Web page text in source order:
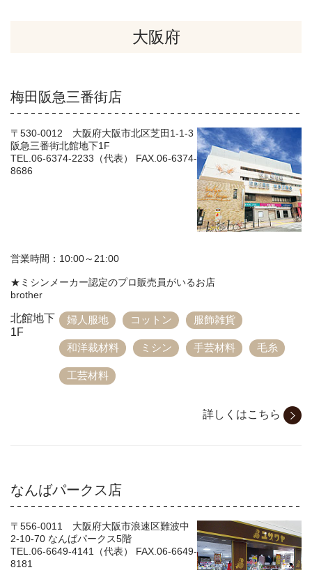
サイトマップ
プライバシーポリシー
ウェブチラシ
WEB-EDI
English
熊本
大阪府
梅田阪急三番街店
〒530-0012 大阪府大阪市北区芝田1-1-3
阪急三番街北館地下1F
TEL.06-6374-2233（代表） FAX.06-6374-
8686
営業時間：10:00～21:00
★ミシンメーカー認定のプロ販売員がいるお店
brother
北館地下
1F
婦人服地 コットン 服飾雑貨
和洋裁材料 ミシン 手芸材料 毛糸
工芸材料
詳しくはこちら
なんばパークス店
〒556-0011 大阪府大阪市浪速区難波中
2-10-70 なんばパークス5階
TEL.06-6649-4141（代表） FAX.06-6649-
8181